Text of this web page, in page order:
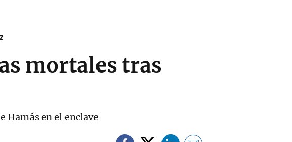
mortales tras
Hamás en el enclave